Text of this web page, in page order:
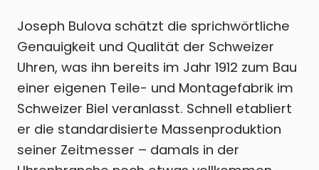
Joseph Bulova schätzt die sprichwörtliche
Genauigkeit und Qualität der Schweizer
Uhren, was ihn bereits im Jahr 1912 zum Bau
einer eigenen Teile- und Montagefabrik im
Schweizer Biel veranlasst. Schnell etabliert
er die standardisierte Massenproduktion
seiner Zeitmesser – damals in der